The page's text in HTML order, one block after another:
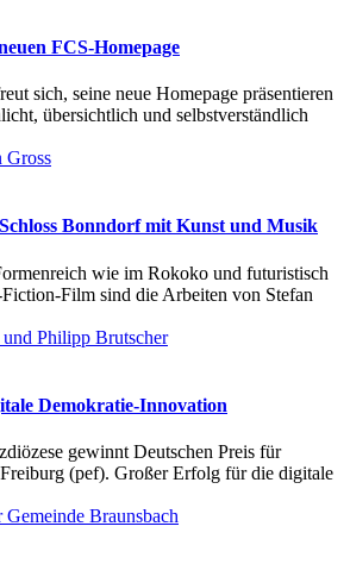
FCS-Homepage
sich, seine neue Homepage präsentieren
übersichtlich und selbstverständlich
Bonndorf mit Kunst und Musik
wie im Rokoko und futuristisch
Film sind die Arbeiten von Stefan
Demokratie-Innovation
gewinnt Deutschen Preis für
(pef). Großer Erfolg für die digitale